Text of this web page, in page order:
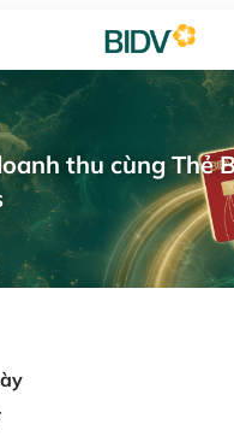
thu cùng Thẻ